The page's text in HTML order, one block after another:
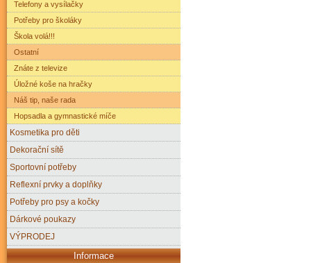
Telefony a vysílačky
Potřeby pro školáky
Škola volá!!!
Ostatní
Znáte z televize
Úložné koše na hračky
Náš tip, naše rada
Hopsadla a gymnastické míče
Kosmetika pro děti
Dekorační sítě
Sportovní potřeby
Reflexní prvky a doplňky
Potřeby pro psy a kočky
Dárkové poukazy
VÝPRODEJ
Informace